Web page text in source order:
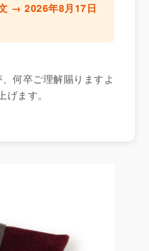
→ 2026年8月17日
何卒ご理解賜りますよ
げます。